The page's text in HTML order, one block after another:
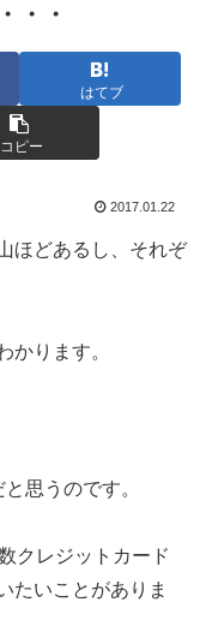
・・
はてブ
コピー
2017.01.22
ほどあるし、それぞ
かります。
思うのです。
クレジットカード
たいことがありま